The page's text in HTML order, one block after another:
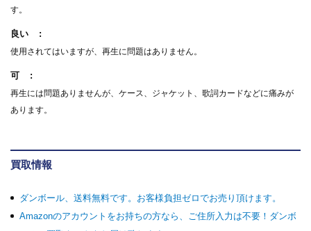
す。
良い
使用されてはいますが、再生に問題はありません。
可
再生には問題ありませんが、ケース、ジャケット、歌詞カードなどに痛みが
あります。
買取情報
ダンボール、送料無料です。お客様負担ゼロでお売り頂けます。
Amazonのアカウントをお持ちの方なら、ご住所入力は不要！ダンボ